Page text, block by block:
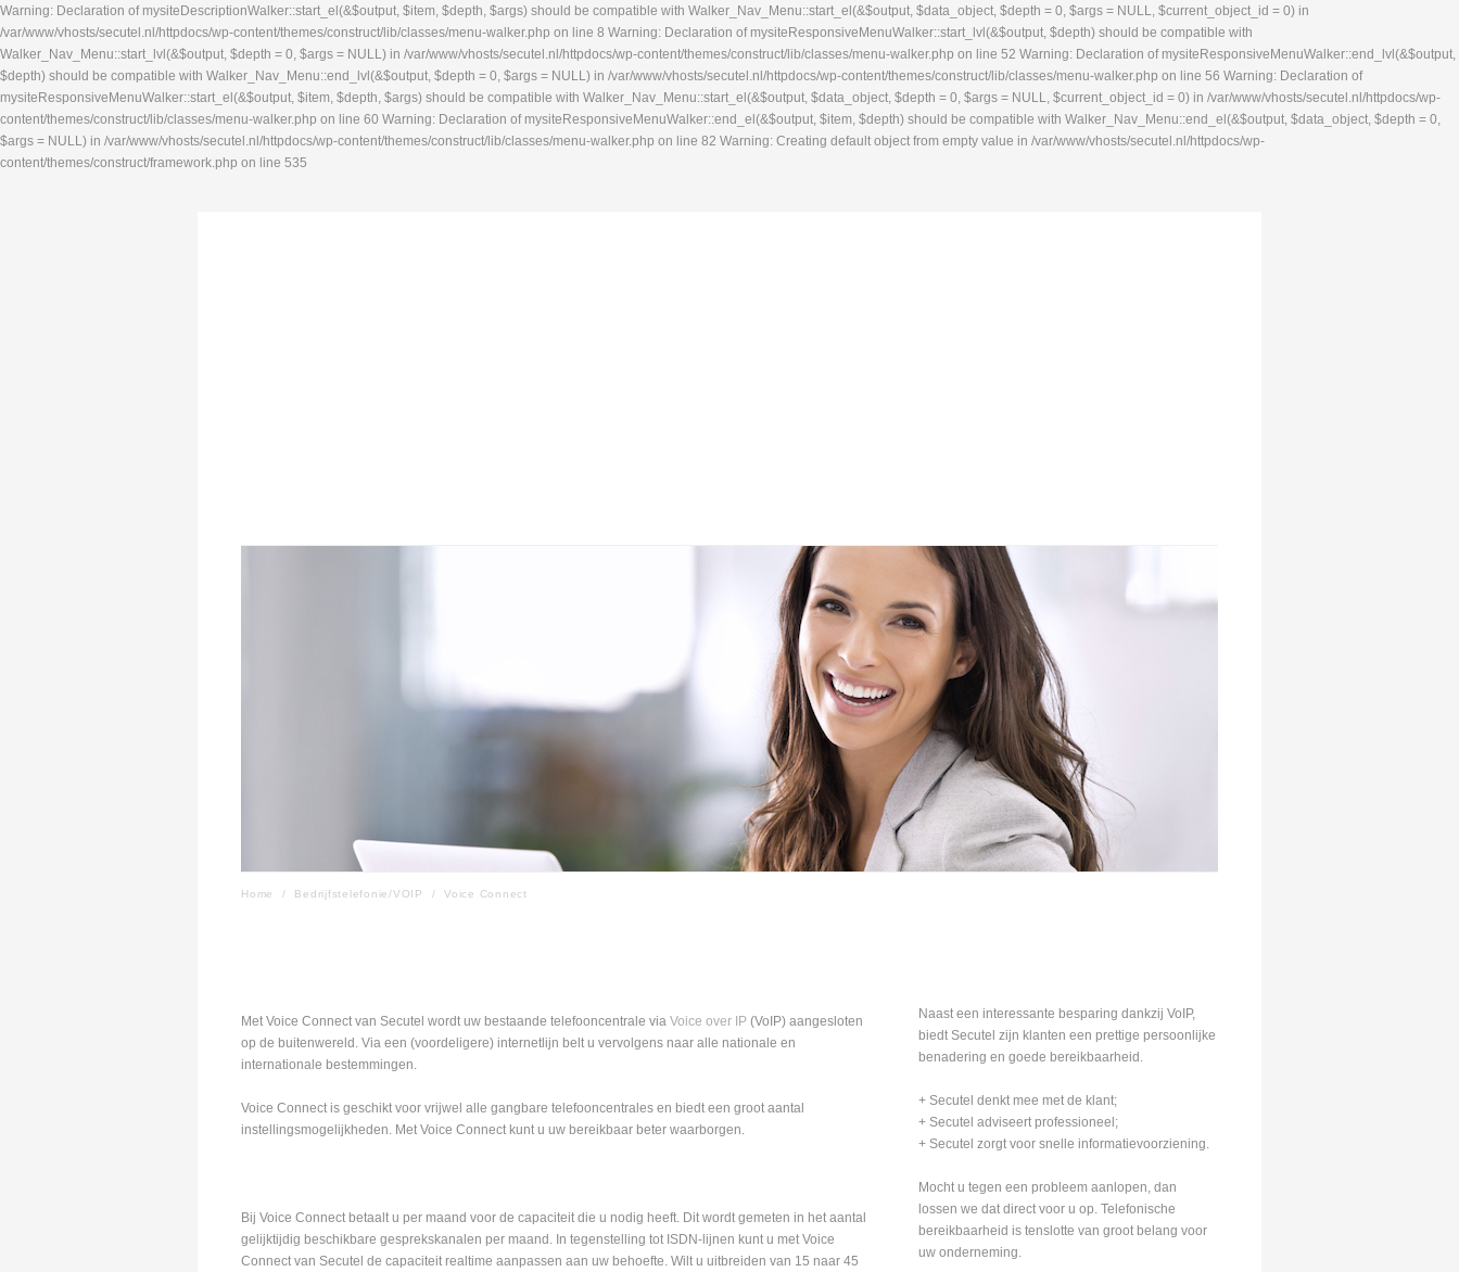
Warning: Declaration of mysiteDescriptionWalker::start_el(&$output, $item, $depth, $args) should be compatible with Walker_Nav_Menu::start_el(&$output, $data_object, $depth = 0, $args = NULL, $current_object_id = 0) in
/var/www/vhosts/secutel.nl/httpdocs/wp-content/themes/construct/lib/classes/menu-walker.php on line 8 Warning: Declaration of mysiteResponsiveMenuWalker::start_lvl(&$output, $depth) should be compatible with
Walker_Nav_Menu::start_lvl(&$output, $depth = 0, $args = NULL) in /var/www/vhosts/secutel.nl/httpdocs/wp-content/themes/construct/lib/classes/menu-walker.php on line 52 Warning: Declaration of mysiteResponsiveMenuWalker::end_lvl(&$output,
$depth) should be compatible with Walker_Nav_Menu::end_lvl(&$output, $depth = 0, $args = NULL) in /var/www/vhosts/secutel.nl/httpdocs/wp-content/themes/construct/lib/classes/menu-walker.php on line 56 Warning: Declaration of
mysiteResponsiveMenuWalker::start_el(&$output, $item, $depth, $args) should be compatible with Walker_Nav_Menu::start_el(&$output, $data_object, $depth = 0, $args = NULL, $current_object_id = 0) in /var/www/vhosts/secutel.nl/httpdocs/wp-
content/themes/construct/lib/classes/menu-walker.php on line 60 Warning: Declaration of mysiteResponsiveMenuWalker::end_el(&$output, $item, $depth) should be compatible with Walker_Nav_Menu::end_el(&$output, $data_object, $depth = 0,
$args = NULL) in /var/www/vhosts/secutel.nl/httpdocs/wp-content/themes/construct/lib/classes/menu-walker.php on line 82 Warning: Creating default object from empty value in /var/www/vhosts/secutel.nl/httpdocs/wp-
content/themes/construct/framework.php on line 535
Home / Bedrijfstelefonie/VOIP / Voice Connect
Met Voice Connect van Secutel wordt uw bestaande telefooncentrale via Voice over IP (VoIP) aangesloten
op de buitenwereld. Via een (voordeligere) internetlijn belt u vervolgens naar alle nationale en
internationale bestemmingen.
Voice Connect is geschikt voor vrijwel alle gangbare telefooncentrales en biedt een groot aantal
instellingsmogelijkheden. Met Voice Connect kunt u uw bereikbaar beter waarborgen.
Bij Voice Connect betaalt u per maand voor de capaciteit die u nodig heeft. Dit wordt gemeten in het aantal
gelijktijdig beschikbare gesprekskanalen per maand. In tegenstelling tot ISDN-lijnen kunt u met Voice
Connect van Secutel de capaciteit realtime aanpassen aan uw behoefte. Wilt u uitbreiden van 15 naar 45
Naast een interessante besparing dankzij VoIP,
biedt Secutel zijn klanten een prettige persoonlijke
benadering en goede bereikbaarheid.
+ Secutel denkt mee met de klant;
+ Secutel adviseert professioneel;
+ Secutel zorgt voor snelle informatievoorziening.
Mocht u tegen een probleem aanlopen, dan
lossen we dat direct voor u op. Telefonische
bereikbaarheid is tenslotte van groot belang voor
uw onderneming.